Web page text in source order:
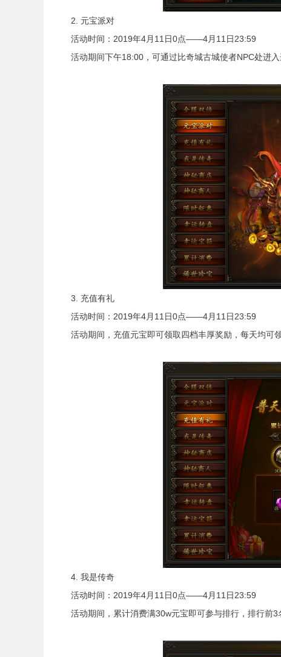
2. 元宝派对
活动时间：2019年4月11日0点——4月11日23:59
活动期间下午18:00，可通过比奇城古城使者NPC处进入
3. 充值有礼
活动时间：2019年4月11日0点——4月11日23:59
活动期间，充值元宝即可领取四档丰厚奖励，每天均可
4. 我是传奇
活动时间：2019年4月11日0点——4月11日23:59
活动期间，累计消费满30w元宝即可参与排行，排行前3